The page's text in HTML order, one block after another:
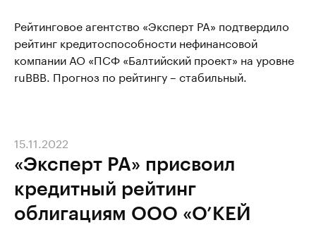
Рейтинговое агентство «Эксперт РА» подтвердило
рейтинг кредитоспособности нефинансовой
компании АО «ПСФ «Балтийский проект» на уровне
ruBВВ. Прогноз по рейтингу – стабильный.
«Эксперт РА» присвоил
кредитный рейтинг
облигациям ООО «О’КЕЙ
15.11.2022